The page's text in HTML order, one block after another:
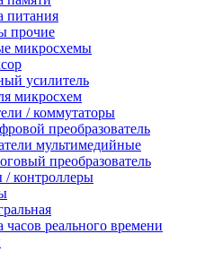
питания
прочие
микросхемы
усилитель
микросхем
/ коммутаторы
преобразователь
мультимедийные
преобразователь
/ контроллеры
реального времени